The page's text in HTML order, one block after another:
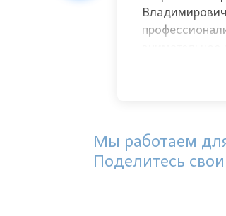
отношение.
Мы работаем
Поделитесь